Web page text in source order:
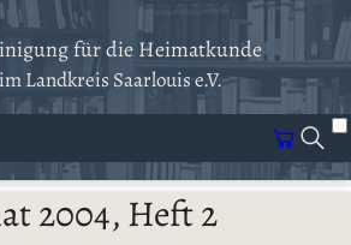
für die Heimatkunde
im Landkreis Saarlouis e.V.
2004, Heft 2